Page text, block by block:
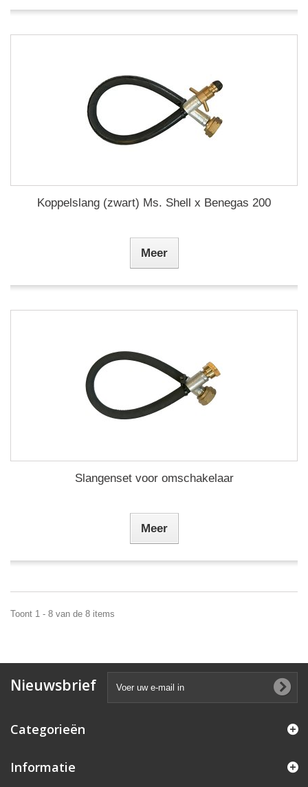
Koppelslang (zwart) Ms. Shell x Benegas 200
Meer
Slangenset voor omschakelaar
Meer
Toont 1 - 8 van de 8 items
Nieuwsbrief
Categorieën
Informatie